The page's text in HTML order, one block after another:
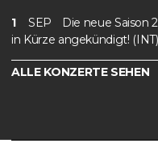
1 SEP
Die neue Saison
in Kürze angekündigt! (INT)
ALLE KONZERTE SEHEN